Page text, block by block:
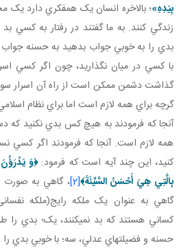
بِيَدِهِ‏»؛ بالاخره انسان يک همفکري دارد يک
زندگي کنند. به ما گفتند در رفتار به کسي
بدي را به خوبي جواب بدهيد به حسنه جواب
با کسي در ميان نگذاريد، چون اگر کسي
گذاشت دشمن ممکن است از راه آن اسرار
گرچه براي همه لازم است اما براي نظام
آنجا که فرمودند به هيچ کس بدي نکنيد که
همه لازم است. آنجا که فرمودند اگر کسي
کنيد، اين چند آيه است که فرمود:﴿وَ يَدْرَؤُنَ
بِالَّتِي هِيَ أَحْسَنُ السَّيِّئَةَ﴾[2] ، گاهي به
گاهي به عنوان يک ملکه رايج(ملکه
کساني هستند که بد نمي کنند، يک؛ بدي را
حسنه و فضيلت هاي عدلي، سه؛ با خوبي بدي را